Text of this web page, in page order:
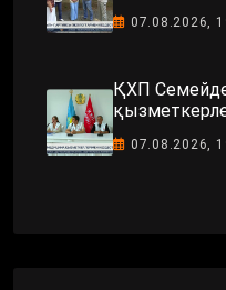
07.08.2026,
ҚХП
07.08.2026,